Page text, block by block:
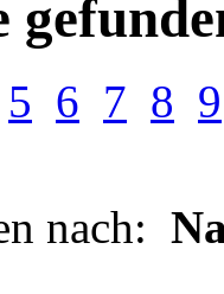
5 6 7 8 9
nach: